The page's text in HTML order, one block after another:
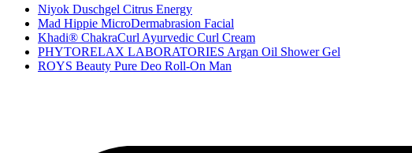
Niyok Duschgel Citrus Energy
Mad Hippie MicroDermabrasion Facial
Khadi® ChakraCurl Ayurvedic Curl Cream
PHYTORELAX LABORATORIES Argan Oil Shower Gel
ROYS Beauty Pure Deo Roll-On Man